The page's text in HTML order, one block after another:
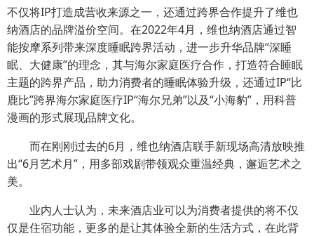
不仅将IP打造成营收来源之一，还通过跨界合作提升了维也
纳酒店的品牌溢价空间。在2022年4月，维也纳酒店通过智
能按摩系列带来深度睡眠跨界活动，进一步升华品牌“深睡
眠、大健康”的理念，其与海尔家庭医疗合作，打造符合睡眠
主题的跨界产品，助力消费者的睡眠体验升级，还通过IP“比
鹿比”跨界海尔家庭医疗IP“海尔兄弟”以及“小海豹”，用科普
漫画的形式展现品牌文化。
而在刚刚过去的6月，维也纳酒店联手新现场高清放映推
出“6月艺术月”，用多部戏剧带领观众重温经典，邂逅艺术之
美。
业内人士认为，未来酒店业可以为消费者提供的将不仅
仅是住宿功能，更多的是让其体验全新的生活方式，在此背